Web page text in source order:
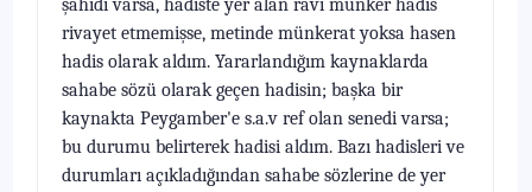
şahidi varsa, hadis­te yer alan ravi münker hadis
rivayet etmemişse, metinde münkerat yoksa hasen
hadis olarak aldım. Yararlandığım kaynaklarda
sahabe sözü olarak geçen hadisin; başka bir
kaynakta Peygamber'e s.a.v ref olan senedi varsa;
bu durumu belirterek hadisi aldım. Bazı hadisleri ve
durumları açıkladığın­dan sahabe sözlerine de yer